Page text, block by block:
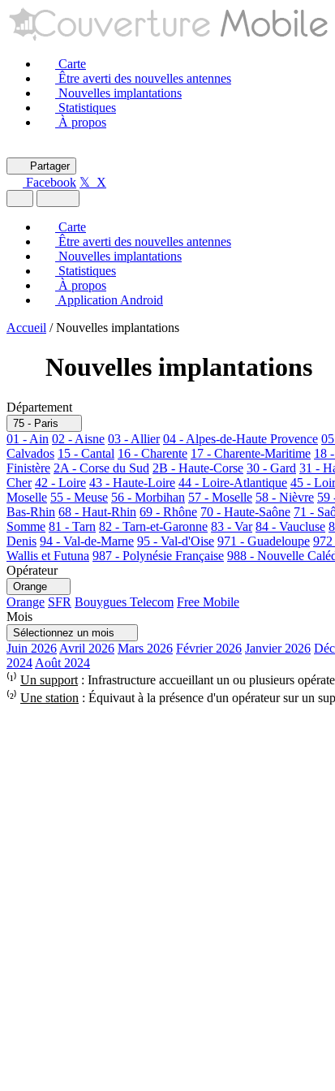
Carte
Être averti des nouvelles antennes
Nouvelles implantations
Statistiques
À propos
Partager
Facebook 𝕏 X
Carte
Être averti des nouvelles antennes
Nouvelles implantations
Statistiques
À propos
Application Android
Accueil / Nouvelles implantations
Nouvelles implantations
Département
75 - Paris
01 - Ain 02 - Aisne 03 - Allier 04 - Alpes-de-Haute Provence
Calvados 15 - Cantal 16 - Charente 17 - Charente-Maritime 18
Finistère 2A - Corse du Sud 2B - Haute-Corse 30 - Gard 31 -
Cher 42 - Loire 43 - Haute-Loire 44 - Loire-Atlantique 45 -
Moselle 55 - Meuse 56 - Morbihan 57 - Moselle 58 - Nièvre 59
Bas-Rhin 68 - Haut-Rhin 69 - Rhône 70 - Haute-Saône 71 -
Somme 81 - Tarn 82 - Tarn-et-Garonne 83 - Var 84 - Vaucluse
Denis 94 - Val-de-Marne 95 - Val-d'Oise 971 - Guadeloupe
Wallis et Futuna 987 - Polynésie Française 988 - Nouvelle
Opérateur
Orange
Orange SFR Bouygues Telecom Free Mobile
Mois
Sélectionnez un mois
Juin 2026 Avril 2026 Mars 2026 Février 2026 Janvier 2026
2024 Août 2024
⁽¹⁾ Un support : Infrastructure accueillant un ou plusieurs
⁽²⁾ Une station : Équivaut à la présence d'un opérateur sur un